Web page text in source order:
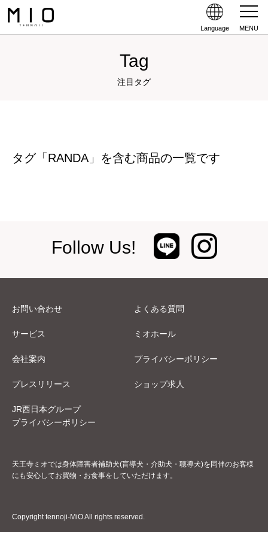
Language MENU
Tag
注目タグ
タグ「RANDA」を含む商品の一覧です
Follow Us!
お問い合わせ よくある質問
サービス ミオホール
会社案内 プライバシーポリシー
プレスリリース ショップ求人
JR西日本グループ
プライバシーポリシー
天王寺ミオでは身体障害者補助犬(盲導犬・介助犬・聴導犬)を同伴のお客様
にも安心してお買物・お食事をしていただけます。
Copyright tennoji-MiO All rights reserved.